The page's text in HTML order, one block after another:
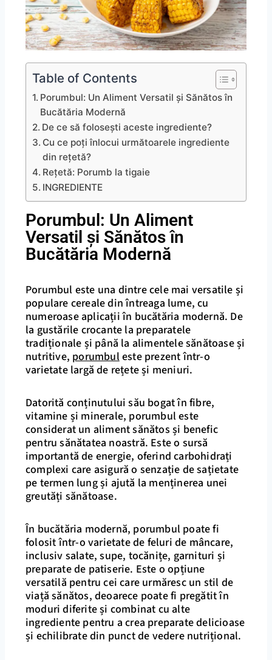
Table of Contents
Porumbul: Un Aliment Versatil și Sănătos în
Bucătăria Modernă
De ce să folosești aceste ingrediente?
Cu ce poți înlocui următoarele ingrediente
din rețetă?
Rețetă: Porumb la tigaie
INGREDIENTE
Porumbul: Un Aliment
Versatil și Sănătos în
Bucătăria Modernă
Porumbul este una dintre cele mai versatile și
populare cereale din întreaga lume, cu
numeroase aplicații în bucătăria modernă. De
la gustările crocante la preparatele
tradiționale și până la alimentele sănătoase și
nutritive, porumbul este prezent într-o
varietate largă de rețete și meniuri.
Datorită conținutului său bogat în fibre,
vitamine și minerale, porumbul este
considerat un aliment sănătos și benefic
pentru sănătatea noastră. Este o sursă
importantă de energie, oferind carbohidrați
complexi care asigură o senzație de sațietate
pe termen lung și ajută la menținerea unei
greutăți sănătoase.
În bucătăria modernă, porumbul poate fi
folosit într-o varietate de feluri de mâncare,
inclusiv salate, supe, tocănițe, garnituri și
preparate de patiserie. Este o opțiune
versatilă pentru cei care urmăresc un stil de
viață sănătos, deoarece poate fi pregătit în
moduri diferite și combinat cu alte
ingrediente pentru a crea preparate delicioase
și echilibrate din punct de vedere nutrițional.